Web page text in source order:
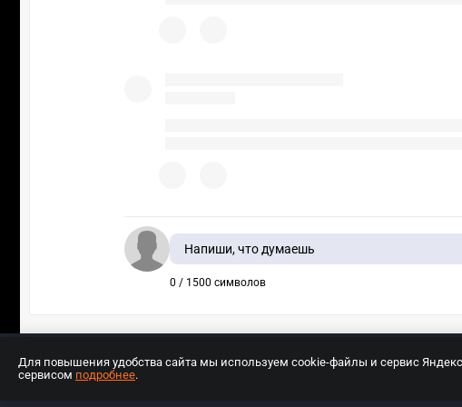
Напиши, что думаешь
0 / 1500 символов
Для повышения удобства сайта мы используем cookie-файлы и сервис
сервисом подробнее.